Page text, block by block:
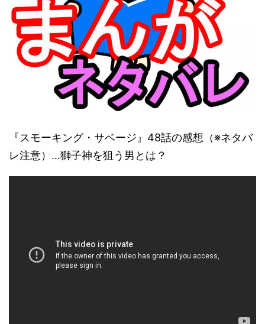
『スモーキング・サベージ』48話の感想（※ネタバ
レ注意）…獅子神を狙う男とは？